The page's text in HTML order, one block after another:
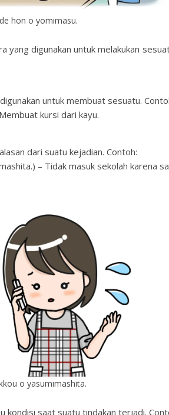
hon o yomimasu.
yang digunakan untuk melakukan
untuk membuat sesuatu.
kursi dari kayu.
dari suatu kejadian. Contoh:
– Tidak masuk sekolah karena
o yasumimashita.
kondisi saat suatu tindakan terjadi.